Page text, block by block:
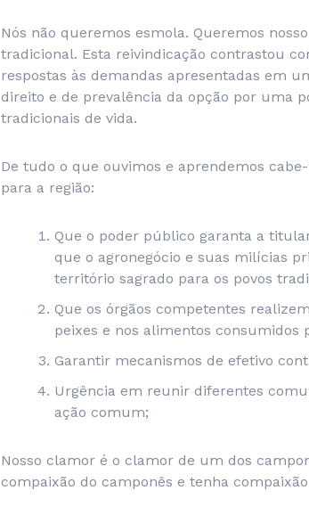
Nós não queremos esmola. Queremos
tradicional. Esta reivindicação contrastou
respostas às demandas apresentadas em
direito e de prevalência da opção por uma
tradicionais de vida.
De tudo o que ouvimos e aprendemos
para a região:
Que o poder público garanta a
que o agronegócio e suas milícias
território sagrado para os povos
Que os órgãos competentes
peixes e nos alimentos consumidos
Garantir mecanismos de efetivo
Urgência em reunir diferentes
ação comum;
Nosso clamor é o clamor de um dos
compaixão do camponês e tenha